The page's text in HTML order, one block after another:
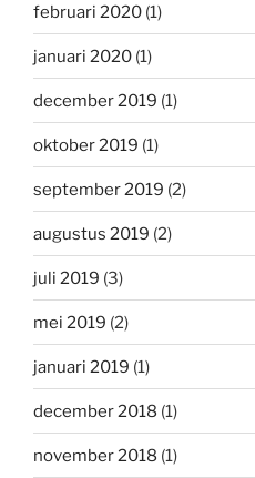
februari 2020 (1)
januari 2020 (1)
december 2019 (1)
oktober 2019 (1)
september 2019 (2)
augustus 2019 (2)
juli 2019 (3)
mei 2019 (2)
januari 2019 (1)
december 2018 (1)
november 2018 (1)